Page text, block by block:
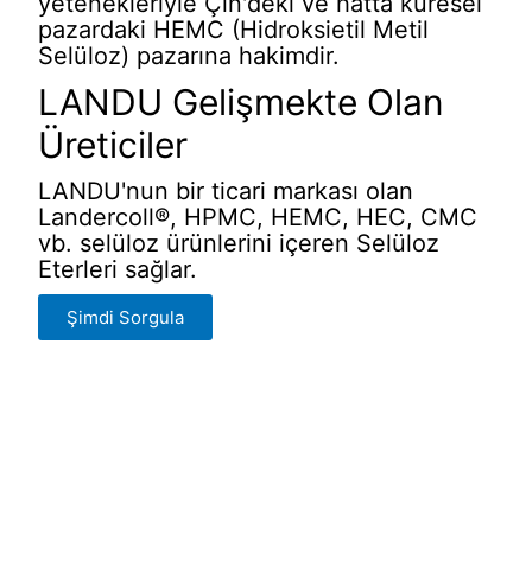
pazardaki HEMC (Hidroksietil Metil
Selüloz) pazarına hakimdir.
LANDU Gelişmekte Olan
Üreticiler
LANDU'nun bir ticari markası olan
Landercoll®, HPMC, HEMC, HEC, CMC
vb. selüloz ürünlerini içeren Selüloz
Eterleri sağlar.
Şimdi Sorgula